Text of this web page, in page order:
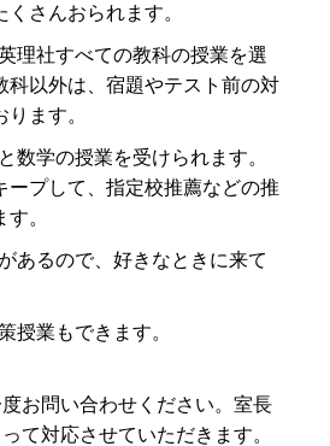
さんおられます。
理社すべての教科の授業を選
科以外は、宿題やテスト前の対
ます。
数学の授業を受けられます。
ープして、指定校推薦などの推
。
あるので、好きなときに来て
授業もできます。
お問い合わせください。室長
て対応させていただきます。